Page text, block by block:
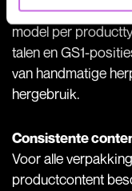
opnieuw
model per
talen en GS1-
van handmatige
hergebruik.
Consistente
Voor alle
productcontent